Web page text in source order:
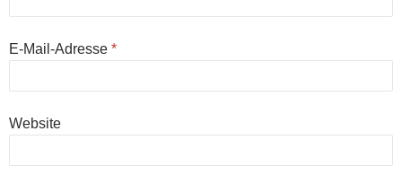
E-Mail-Adresse *
Website